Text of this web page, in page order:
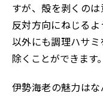
すが、殻を剥くの
反対方向にねじる
以外にも調理ハサ
除くことができます。
伊勢海老の魅力はな